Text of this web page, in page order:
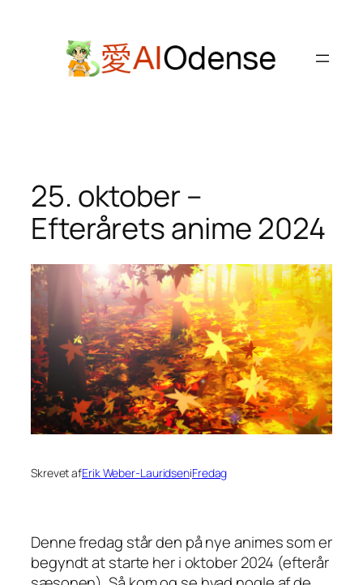
25. oktober –
Efterårets anime 2024
Skrevet afErik Weber-LauridseniFredag
Denne fredag står den på nye animes som er
begyndt at starte her i oktober 2024 (efterår